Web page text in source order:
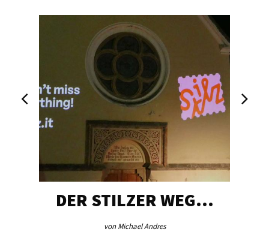
DER STILZER WEG…
von Michael Andres